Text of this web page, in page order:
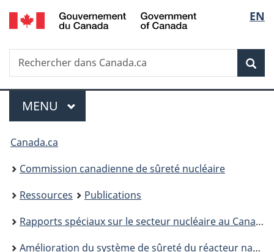
Passer
au
principal
de
la
EN
Recherche
Rechercher
dans
Menu
MENU PRINCIPAL
Vous
êtes
ici
Canada.ca
Commission canadienne de sûreté nucléaire
Ressources
Publications
Rapports spéciaux sur le secteur nucléaire au Canada
Amélioration du système de sûreté du réacteur national de recherche universel d'énergie atomique du canada limitée et processus d'autorisation et de surveillance de la commission canadienne de sûreté nucléaire